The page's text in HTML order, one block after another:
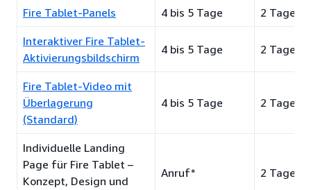
Fire Tablet-Panels 4 bis 5 Tage 2 Tage
Interaktiver Fire Tablet-
Aktivierungsbildschirm
4 bis 5 Tage 2 Tage
Fire Tablet-Video mit
Überlagerung
(Standard)
4 bis 5 Tage 2 Tage
Individuelle Landing
Page für Fire Tablet –
Konzept, Design und
Anruf* 2 Tage